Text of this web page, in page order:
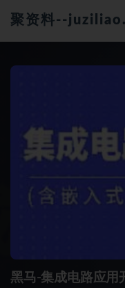
聚资料--
黑马-集成电路应用